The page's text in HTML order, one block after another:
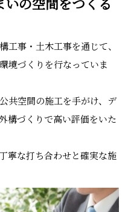
の空間をつくる
工事・土木工事を通じて、
境づくりを行なっていま
共空間の施工を手がけ、デ
構づくりで高い評価をいた
寧な打ち合わせと確実な施